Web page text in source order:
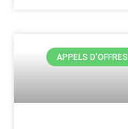
APPELS D'OFFRES